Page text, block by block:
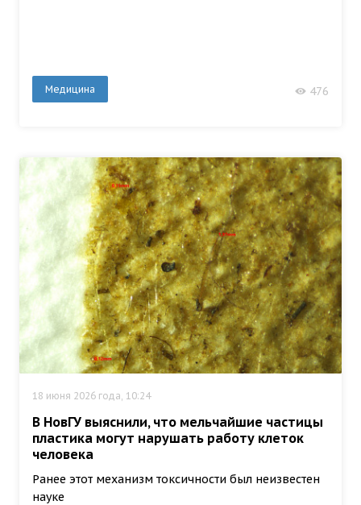
Медицина 476
18 июня 2026 года, 10:24
В НовГУ выяснили, что мельчайшие частицы
пластика могут нарушать работу клеток
человека
Ранее этот механизм токсичности был неизвестен
науке